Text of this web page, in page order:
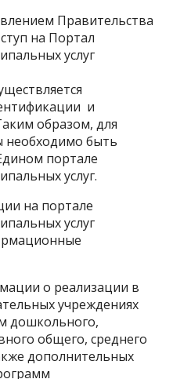
Правительства
на Портал
услуг
и
образом, для
необходимо быть
портале
услуг.
на портале
услуг
о реализации в
учреждениях
дошкольного,
общего, среднего
дополнительных